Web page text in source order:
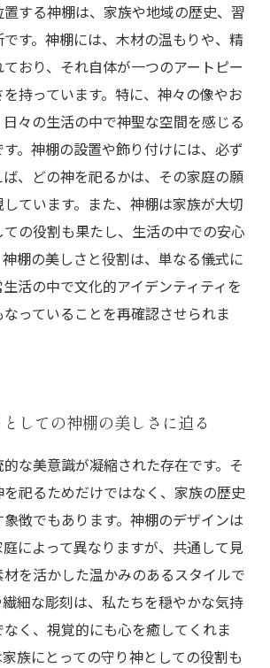
する神棚は、家族や地域の歴史、習
す。神棚には、木材の温もりや、精
おり、それ自体が一つのアートピー
持っています。特に、神々の像やお
々の生活の中で神聖な空間を感じる
。神棚の設置や飾り付けには、必ず
、どの神を祀るかは、その家庭の願
ています。また、神棚は家族が大切
の役割も果たし、生活の中での安心
棚の美しさと役割は、単なる儀式に
活の中で文化的アイデンティティを
っていることを再確認させられま
しての神棚の美しさに迫る
な美意識が凝縮された存在です。そ
祀るためだけではなく、家族の歴史
徴でもあります。神棚のデザインは
によって異なりますが、共通して見
を活かした温かみのあるスタイルで
細な彫刻は、私たちを穏やかな気持
く、視覚的にも心を癒してくれま
族にとっての守り神としての役割も